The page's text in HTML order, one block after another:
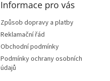
Informace pro vás
Způsob dopravy a platby
Reklamační řád
Obchodní podmínky
Podmínky ochrany osobních
údajů